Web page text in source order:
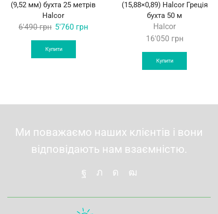
(9,52 мм) бухта 25 метрів
Halcor
6'490грн Original
price
was:
6'490 грн.
5'760 грн
Купити
(15,88×0,89) Halcor Греція
бухта 50 м
Halcor
16'050 грн
Купити
Ми поважаємо наших клієнтів і вони
відповідають нам взаємністю.